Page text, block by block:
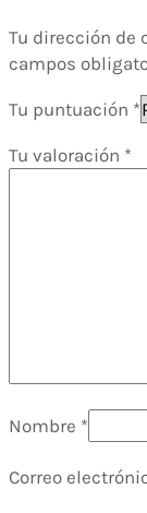
Tu dirección de
campos
Tu puntuación *
Tu valoración *
Nombre *
Correo